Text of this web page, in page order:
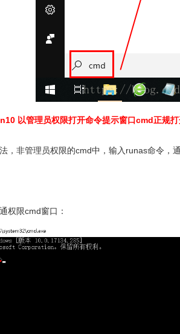
以管理员权限打开命令提示窗口cmd正规打
，非管理员权限的cmd中，输入runas命令，
权限cmd窗口：